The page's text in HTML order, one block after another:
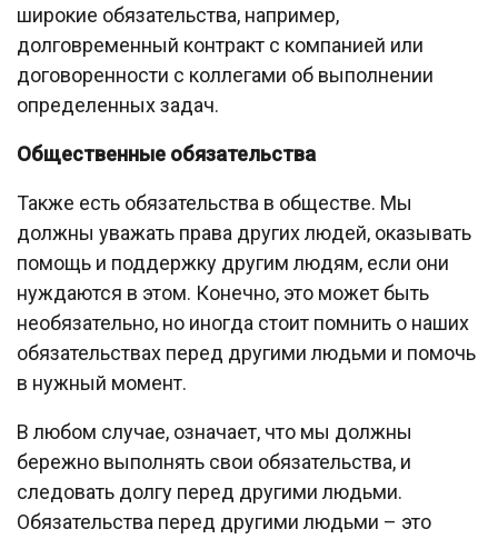
широкие обязательства, например,
долговременный контракт с компанией или
договоренности с коллегами об выполнении
определенных задач.
Общественные обязательства
Также есть обязательства в обществе. Мы
должны уважать права других людей, оказывать
помощь и поддержку другим людям, если они
нуждаются в этом. Конечно, это может быть
необязательно, но иногда стоит помнить о наших
обязательствах перед другими людьми и помочь
в нужный момент.
В любом случае, означает, что мы должны
бережно выполнять свои обязательства, и
следовать долгу перед другими людьми.
Обязательства перед другими людьми – это